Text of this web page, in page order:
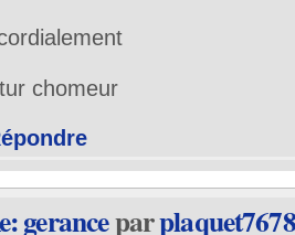
chomeur
gerancepar